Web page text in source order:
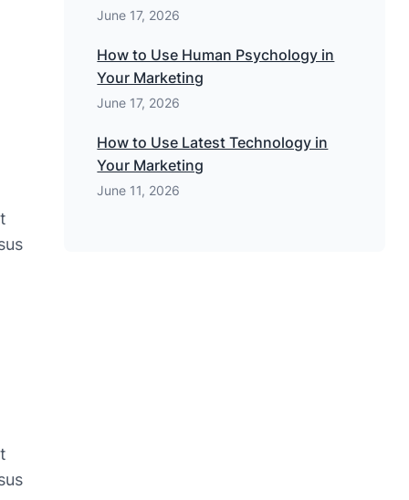
June 17, 2026
How to Use Human Psychology in
Your Marketing
June 17, 2026
How to Use Latest Technology in
Your Marketing
June 11, 2026